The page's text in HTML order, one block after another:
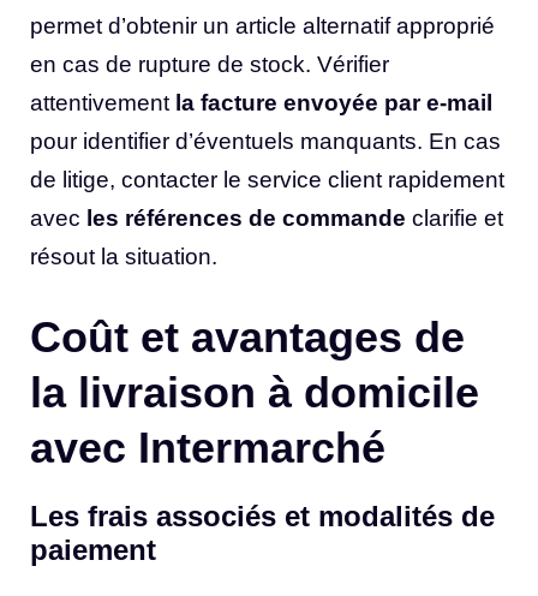
permet d’obtenir un article alternatif approprié
en cas de rupture de stock. Vérifier
attentivement la facture envoyée par e-mail
pour identifier d’éventuels manquants. En cas
de litige, contacter le service client rapidement
avec les références de commande clarifie et
résout la situation.
Coût et avantages de
la livraison à domicile
avec Intermarché
Les frais associés et modalités de
paiement